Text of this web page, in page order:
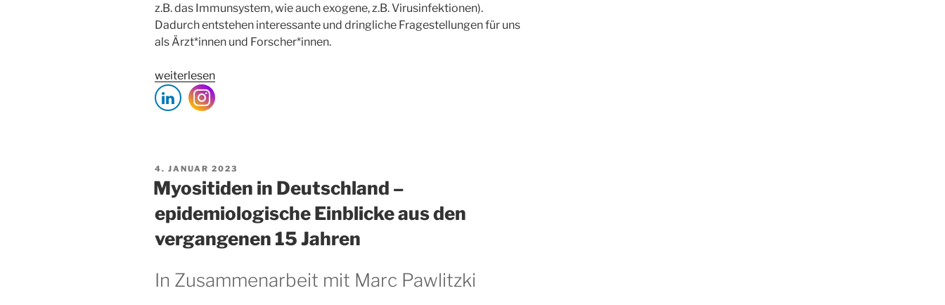
z.B. das Immunsystem, wie auch exogene, z.B. Virusinfektionen).
Dadurch entstehen interessante und dringliche Fragestellungen für uns
als Ärzt*innen und Forscher*innen.
„Ablauf
klinischer
Studien“
weiterlesen
VERÖFFENTLICHT
AM
4. JANUAR 2023
Myositiden in Deutschland –
epidemiologische Einblicke aus den
vergangenen 15 Jahren
In Zusammenarbeit mit Marc Pawlitzki